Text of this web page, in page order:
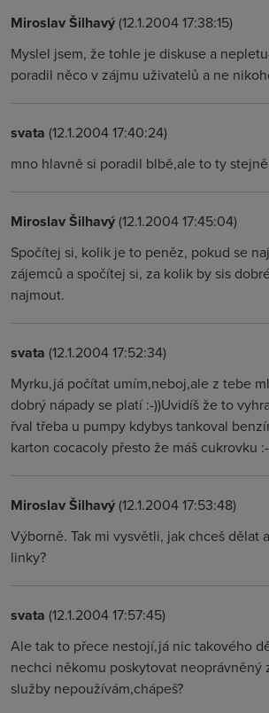
Miroslav Šilhavý(12.1.2004 17:38:15)
Myslel jsem, že tohle je diskuse a
poradil něco v zájmu uživatelů a ne
svata (12.1.2004 17:40:24)
mno hlavně si poradil blbě,ale to ty
Miroslav Šilhavý(12.1.2004 17:45:04)
Spočítej si, kolik je to peněz, pokud se
zájemců a spočítej si, za kolik by sis
najmout.
svata (12.1.2004 17:52:34)
Myrku,já počítat umím,neboj,ale z tebe
dobrý nápady se platí :-))Uvidíš že to
řval třeba u pumpy kdybys tankoval
karton cocacoly přesto že máš cukrovku
Miroslav Šilhavý(12.1.2004 17:53:48)
Výborně. Tak mi vysvětli, jak chceš dělat
linky?
svata (12.1.2004 17:57:45)
Ale tak to přece nestojí,já nic takového
nechci někomu poskytovat neoprávněný
služby nepoužívám,chápeš?